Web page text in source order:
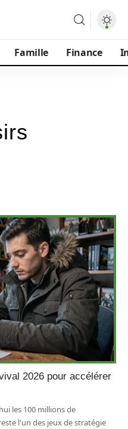
Famille Finance
2026 pour accélérer
les 100 millions de
l'un des jeux de stratégie